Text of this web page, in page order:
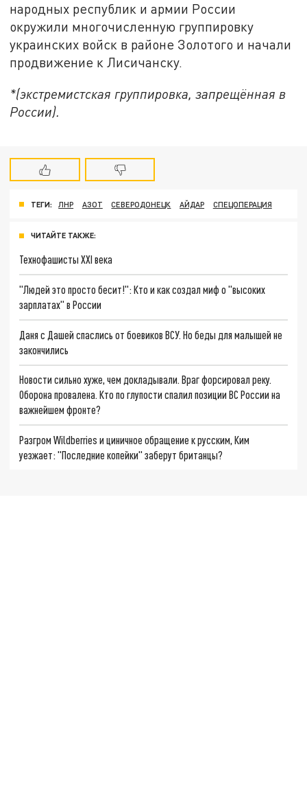
народных республик и армии России
окружили многочисленную группировку
украинских войск в районе Золотого и начали
продвижение к Лисичанску.
*(экстремистская группировка, запрещённая в
России).
ТЕГИ: ЛНР АЗОТ СЕВЕРОДОНЕЦК АЙДАР СПЕЦОПЕРАЦИЯ
ЧИТАЙТЕ ТАКЖЕ:
Технофашисты XXI века
"Людей это просто бесит!": Кто и как создал миф о "высоких
зарплатах" в России
Даня с Дашей спаслись от боевиков ВСУ. Но беды для малышей не
закончились
Новости сильно хуже, чем докладывали. Враг форсировал реку.
Оборона провалена. Кто по глупости спалил позиции ВС России на
важнейшем фронте?
Разгром Wildberries и циничное обращение к русским, Ким
уезжает: "Последние копейки" заберут британцы?